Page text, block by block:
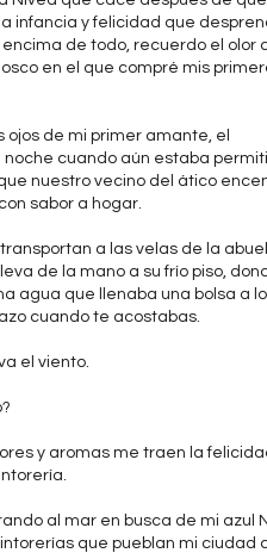
a infancia y felicidad que
encima de todo, recuerdo el olor
en el que compré mis
de mi primer amante, el
cuando aún estaba
nuestro vecino del ático
sabor a hogar.
a las velas de la
de la mano a su frío piso,
agua que llenaba una bolsa a
cuando te acostabas.
el viento.
y aromas me traen la
al mar en busca de mi azul
que pueblan mi ciudad